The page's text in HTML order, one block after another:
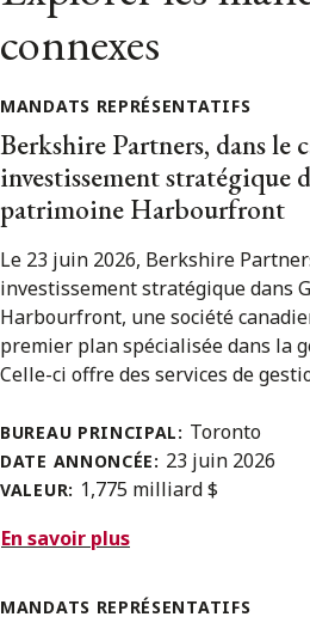
connexes
MANDATS REPRÉSENTATIFS
Berkshire Partners, dans le
investissement stratégique
patrimoine Harbourfront
Le 23 juin 2026, Berkshire
investissement stratégique dans
Harbourfront, une société
premier plan spécialisée dans la
Celle-ci offre des services de
BUREAU PRINCIPAL: Toronto
DATE ANNONCÉE: 23 juin 2026
VALEUR: 1,775 milliard $
En savoir plus
MANDATS REPRÉSENTATIFS